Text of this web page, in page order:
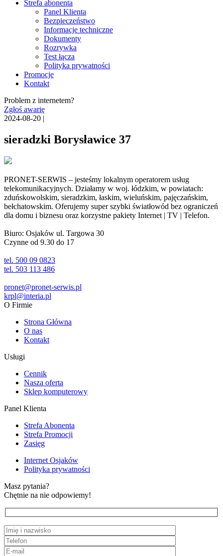
Strefa abonenta
Panel Klienta
Bezpieczeństwo
Informacje techniczne
Dokumenty
Rozrywka
Test łącza
Polityka prywatności
Promocje
Kontakt
Problem z internetem?
Zgłoś awarię
2024-08-20 |
sieradzki Borysławice 37
PRONET-SERWIS – jesteśmy lokalnym operatorem usług
telekomunikacyjnych. Działamy w woj. łódzkim, w powiatach:
zduńskowolskim, sieradzkim, łaskim, wieluńskim, pajęczańskim,
bełchatowskim. Oferujemy super szybki światłowód bez ograniczeń
dla domu i biznesu oraz korzystne pakiety Internet | TV | Telefon.
Biuro: Osjaków ul. Targowa 30
Czynne od 9.30 do 17
tel. 500 09 0823
tel. 503 113 486
pronet@pronet-serwis.pl
krpl@interia.pl
O Firmie
Strona Główna
O nas
Kontakt
Usługi
Cennik
Nasza oferta
Sklep komputerowy
Panel Klienta
Strefa Abonenta
Strefa Promocji
Zasięg
Internet Osjaków
Polityka prywatności
Masz pytania?
Chętnie na nie odpowiemy!